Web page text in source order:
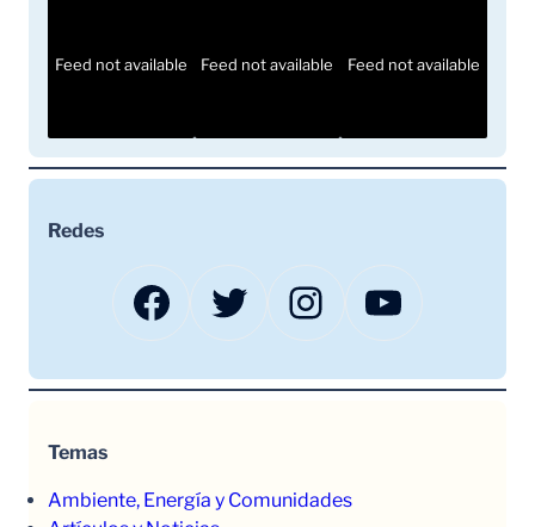
Feed not available Feed not available Feed not available
Redes
Facebook Twitter Instagram YouTube
Temas
Ambiente, Energía y Comunidades